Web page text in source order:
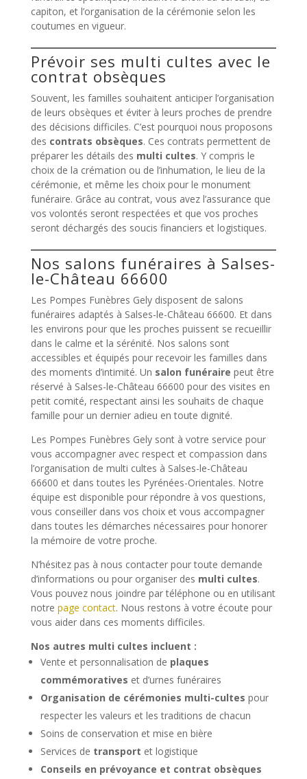
capiton, et l’organisation de la cérémonie selon les
coutumes en vigueur.
Prévoir ses multi cultes avec le
contrat obsèques
Souvent, les familles souhaitent anticiper l’organisation
de leurs obsèques et éviter à leurs proches de prendre
des décisions difficiles. C’est pourquoi nous proposons
des contrats obsèques. Ces contrats permettent de
préparer les détails des multi cultes. Y compris le
choix de la crémation ou de l’inhumation, le lieu de la
cérémonie, et même les choix pour le monument
funéraire. Grâce au contrat, vous avez l’assurance que
vos volontés seront respectées et que vos proches
seront déchargés des soucis financiers et logistiques.
Nos salons funéraires à Salses-
le-Château 66600
Les Pompes Funèbres Gely disposent de salons
funéraires adaptés à Salses-le-Château 66600. Et dans
les environs pour que les proches puissent se recueillir
dans le calme et la sérénité. Nos salons sont
accessibles et équipés pour recevoir les familles dans
des moments d’intimité. Un salon funéraire peut être
réservé à Salses-le-Château 66600 pour des visites en
petit comité, respectant ainsi les souhaits de chaque
famille pour un dernier adieu en toute dignité.
Les Pompes Funèbres Gely sont à votre service pour
vous accompagner avec respect et compassion dans
l’organisation de multi cultes à Salses-le-Château
66600 et dans toutes les Pyrénées-Orientales. Notre
équipe est disponible pour répondre à vos questions,
vous conseiller dans vos choix et vous accompagner
dans toutes les démarches nécessaires pour honorer
la mémoire de votre proche.
N’hésitez pas à nous contacter pour toute demande
d’informations ou pour organiser des multi cultes.
Vous pouvez nous joindre par téléphone ou en utilisant
notre page contact. Nous restons à votre écoute pour
vous aider dans ces moments difficiles.
Nos autres multi cultes incluent :
Vente et personnalisation de plaques
commémoratives et d’urnes funéraires
Organisation de cérémonies multi-cultes pour
respecter les valeurs et les traditions de chacun
Soins de conservation et mise en bière
Services de transport et logistique
Conseils en prévoyance et contrat obsèques